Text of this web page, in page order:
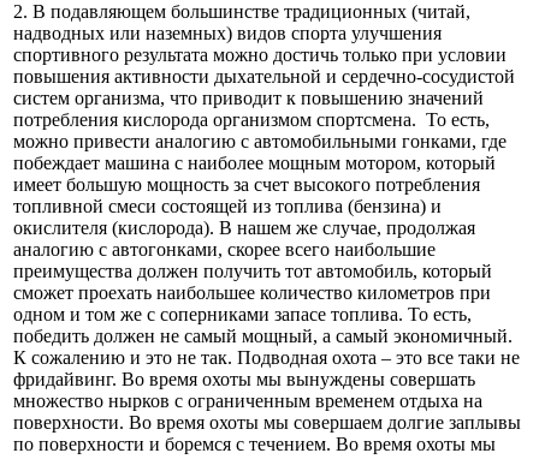
2. В подавляющем большинстве традиционных (читай,
надводных или наземных) видов спорта улучшения
спортивного результата можно достичь только при условии
повышения активности дыхательной и сердечно-сосудистой
систем организма, что приводит к повышению значений
потребления кислорода организмом спортсмена. То есть,
можно привести аналогию с автомобильными гонками, где
побеждает машина с наиболее мощным мотором, который
имеет большую мощность за счет высокого потребления
топливной смеси состоящей из топлива (бензина) и
окислителя (кислорода). В нашем же случае, продолжая
аналогию с автогонками, скорее всего наибольшие
преимущества должен получить тот автомобиль, который
сможет проехать наибольшее количество километров при
одном и том же с соперниками запасе топлива. То есть,
победить должен не самый мощный, а самый экономичный.
К сожалению и это не так. Подводная охота – это все таки не
фридайвинг. Во время охоты мы вынуждены совершать
множество нырков с ограниченным временем отдыха на
поверхности. Во время охоты мы совершаем долгие заплывы
по поверхности и боремся с течением. Во время охоты мы